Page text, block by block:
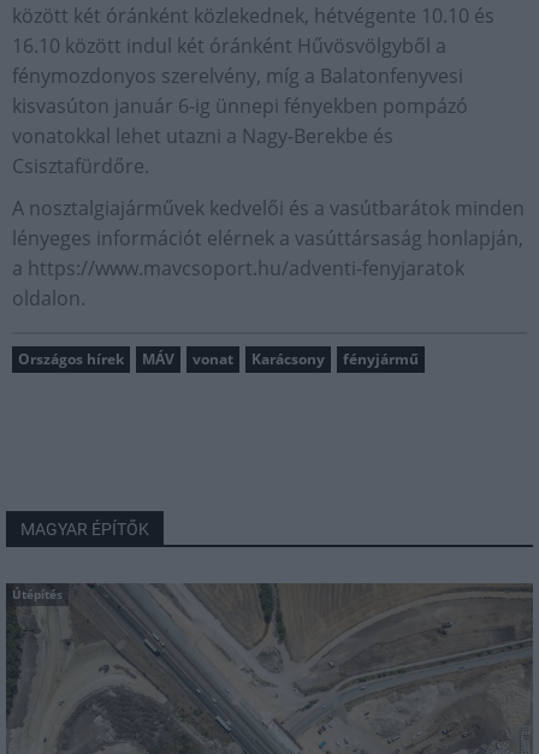
között két óránként közlekednek, hétvégente 10.10 és
16.10 között indul két óránként Hűvösvölgyből a
fénymozdonyos szerelvény, míg a Balatonfenyvesi
kisvasúton január 6-ig ünnepi fényekben pompázó
vonatokkal lehet utazni a Nagy-Berekbe és
Csisztafürdőre.
A nosztalgiajárművek kedvelői és a vasútbarátok minden
lényeges információt elérnek a vasúttársaság honlapján,
a https://www.mavcsoport.hu/adventi-fenyjaratok
oldalon.
Országos hírek MÁV vonat Karácsony fényjármű
MAGYAR ÉPÍTŐK
Útépítés